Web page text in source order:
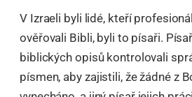
V Izraeli byli lidé, kteří
ověřovali Bibli, byli to písaři.
biblických opisů kontrolovali
písmen, aby zajistili, že žádné z